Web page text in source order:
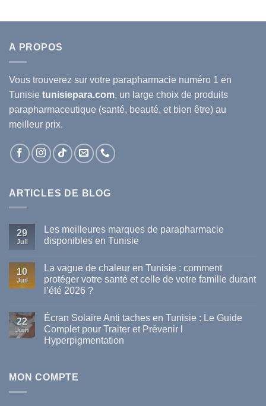
A PROPOS
Vous trouverez sur votre parapharmacie numéro 1 en
Tunisie tunisiepara.com, un large choix de produits
parapharmaceutique (santé, beauté, et bien être) au
meilleur prix.
ARTICLES DE BLOG
29
Juil
Les meilleures marques de parapharmacie
disponibles en Tunisie
sur
meilleures
marques
disponibles
en
Tunisie
10
Juil
La vague de chaleur en Tunisie : comment
protéger votre santé et celle de votre famille durant
l’été 2026 ?
sur
La
vague
de
comment
22
Juin
Écran Solaire Anti taches en Tunisie : Le Guide
Complet pour Traiter et Prévenir l
Hyperpigmentation
Écran
Solaire
MON COMPTE